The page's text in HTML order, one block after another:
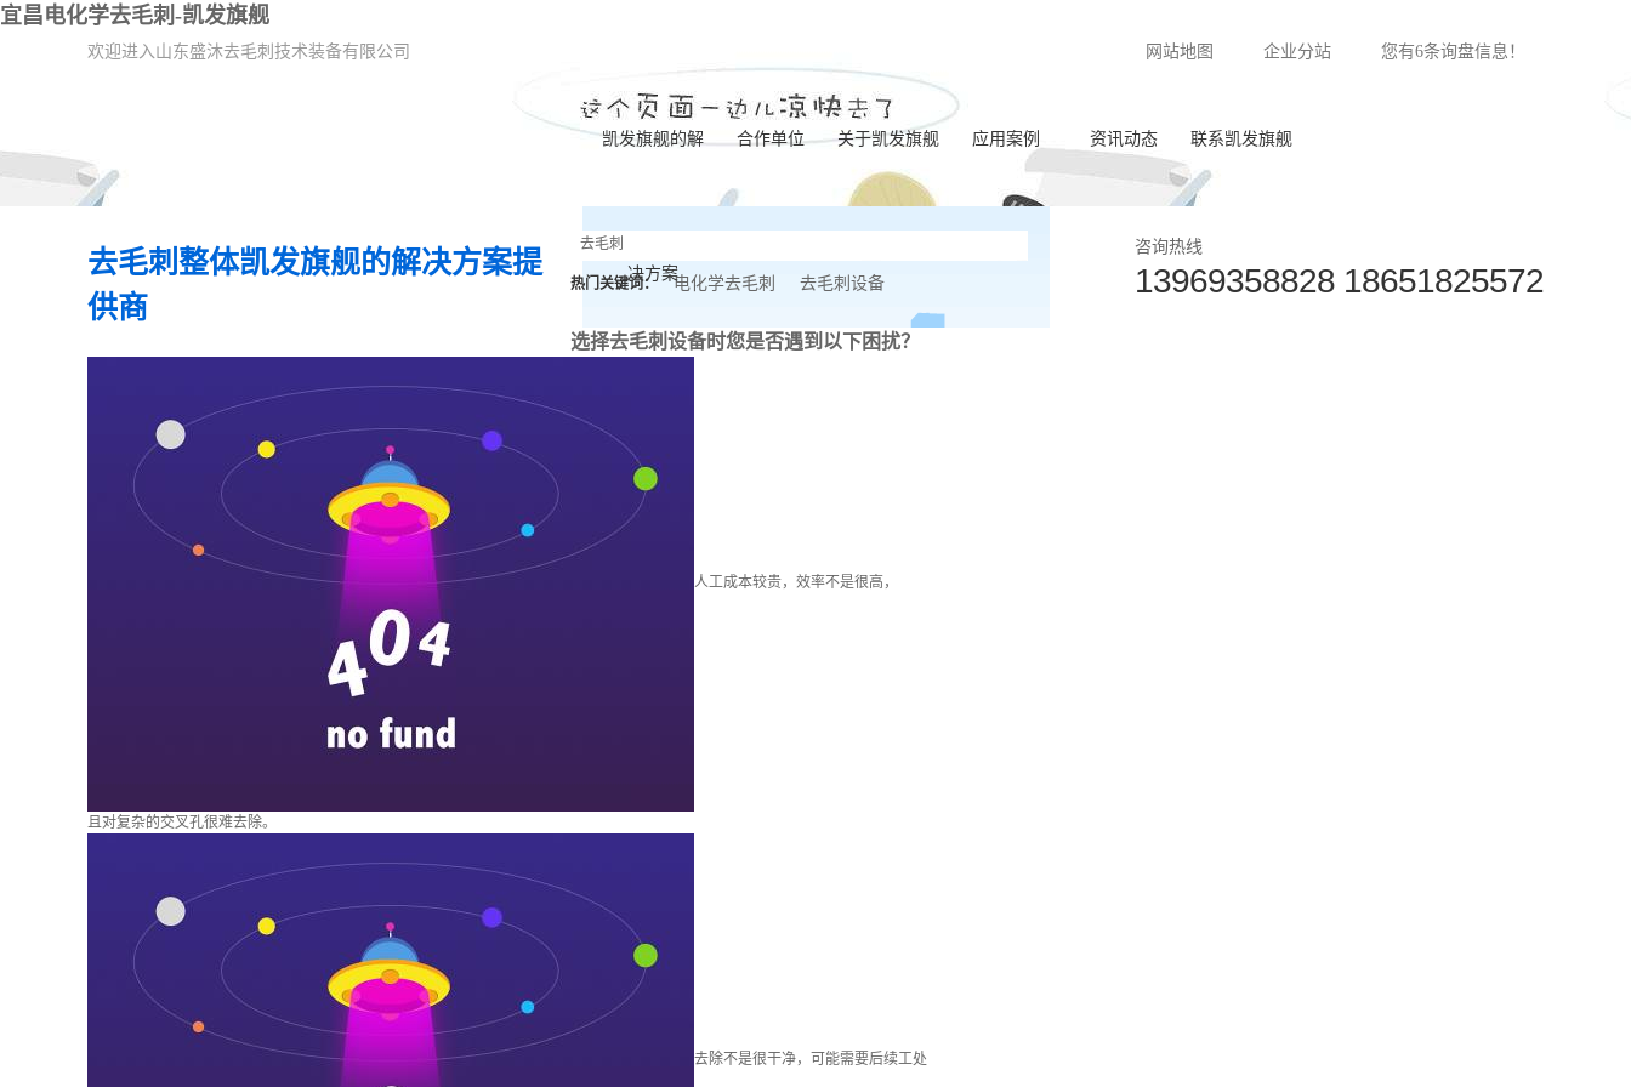
宜昌电化学去毛刺-凯发旗舰
网站地图 企业分站 您有6条询盘信息！
欢迎进入山东盛沐去毛刺技术装备有限公司
凯发旗舰的解
决方案
合作单位 关于凯发旗舰
凯发旗舰的简介
营业执照
联系凯发旗舰
应用案例
泵体加工
资讯动态
行业动态
联系凯发旗舰
去毛刺整体凯发旗舰的解决方案提
供商
热门关键词： 电化学去毛刺 去毛刺设备
咨询热线
13969358828 18651825572
选择去毛刺设备时您是否遇到以下困扰？
人工成本较贵，效率不是很高，
且对复杂的交叉孔很难去除。
去除不是很干净，可能需要后续工处